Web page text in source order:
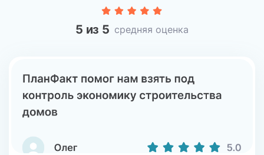
5 из 5 средняя оценка